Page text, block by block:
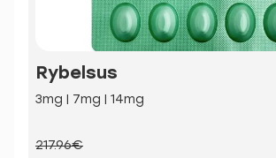
Rybelsus
3mg | 7mg | 14mg
217.96€